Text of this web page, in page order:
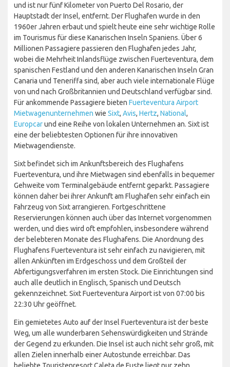
und ist nur fünf Kilometer von Puerto Del Rosario, der
Hauptstadt der Insel, entfernt. Der Flughafen wurde in den
1960er Jahren erbaut und spielt heute eine sehr wichtige Rolle
im Tourismus für diese Kanarischen Inseln Spaniens. Über 6
Millionen Passagiere passieren den Flughafen jedes Jahr,
wobei die Mehrheit Inlandsflüge zwischen Fuerteventura, dem
spanischen Festland und den anderen Kanarischen Inseln Gran
Canaria und Teneriffa sind, aber auch viele internationale Flüge
von und nach Großbritannien und Deutschland verfügbar sind.
Für ankommende Passagiere bieten Fuerteventura Airport
Mietwagenunternehmen wie Sixt, Avis, Hertz, National,
Europcarund eine Reihe von lokalen Unternehmen an. Sixt ist
eine der beliebtesten Optionen für ihre innovativen
Mietwagendienste.
Sixt befindet sich im Ankunftsbereich des Flughafens
Fuerteventura, und ihre Mietwagen sind ebenfalls in bequemer
Gehweite vom Terminalgebäude entfernt geparkt. Passagiere
können daher bei ihrer Ankunft am Flughafen sehr einfach ein
Fahrzeug von Sixt arrangieren. Fortgeschrittene
Reservierungen können auch über das Internet vorgenommen
werden, und dies wird oft empfohlen, insbesondere während
der belebteren Monate des Flughafens. Die Anordnung des
Flughafens Fuerteventura ist sehr einfach zu navigieren, mit
allen Ankünften im Erdgeschoss und dem Großteil der
Abfertigungsverfahren im ersten Stock. Die Einrichtungen sind
auch alle deutlich in Englisch, Spanisch und Deutsch
gekennzeichnet. Sixt Fuerteventura Airport ist von 07:00 bis
22:30 Uhr geöffnet.
Ein gemietetes Auto auf der Insel Fuerteventura ist der beste
Weg, um alle wunderbaren Sehenswürdigkeiten und Strände
der Gegend zu erkunden. Die Insel ist auch nicht sehr groß, mit
allen Zielen innerhalb einer Autostunde erreichbar. Das
beliebte Touristenresort Caleta de Fuste liegt nur zehn